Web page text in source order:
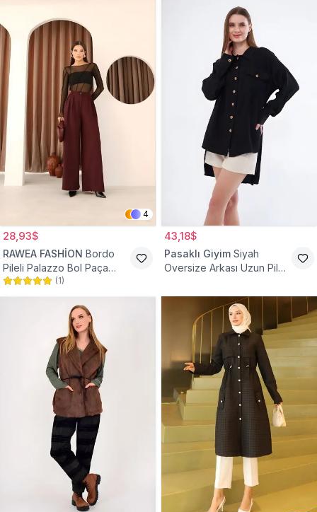
4
28,93$
RAWEA FASHİON Bordo
Pileli Palazzo Bol Paça
Yüksek Bel Tesettür
Pantolon
(1)
43,18$
Pasaklı Giyim Siyah
Oversize Arkası Uzun Pileli